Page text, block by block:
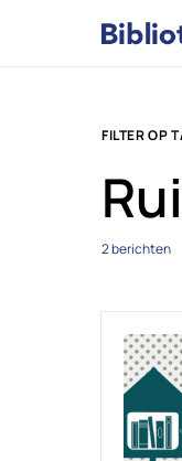
FILTER OP
2 berichten